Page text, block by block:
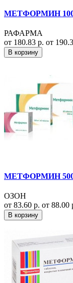
МЕТФОРМИН
РАФАРМА
от 180.83 р. от
В корзину
МЕТФОРМИН
ОЗОН
от 83.60 р. от 88.00
В корзину